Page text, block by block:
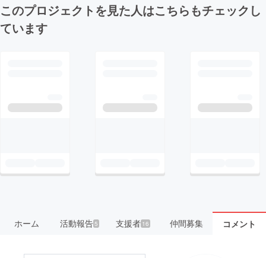
このプロジェクトを見た人はこちらもチェックし
ています
ホーム 活動報告5 支援者 16 仲間募集 コメント